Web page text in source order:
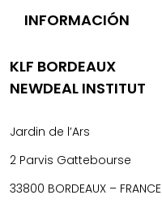
INFORMACIÓN
KLF BORDEAUX
NEWDEAL INSTITUT
Jardin de l’Ars
2 Parvis Gattebourse
33800 BORDEAUX – FRANCE